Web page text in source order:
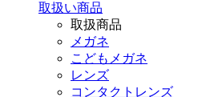
取扱い商品
取扱商品
メガネ
こどもメガネ
レンズ
コンタクトレンズ